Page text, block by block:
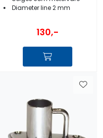
Diameter line 2 mm
130,-